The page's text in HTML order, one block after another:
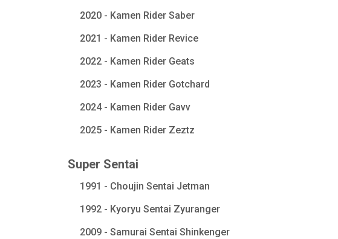
2020 - Kamen Rider Saber
2021 - Kamen Rider Revice
2022 - Kamen Rider Geats
2023 - Kamen Rider Gotchard
2024 - Kamen Rider Gavv
2025 - Kamen Rider Zeztz
Super Sentai
1991 - Choujin Sentai Jetman
1992 - Kyoryu Sentai Zyuranger
2009 - Samurai Sentai Shinkenger